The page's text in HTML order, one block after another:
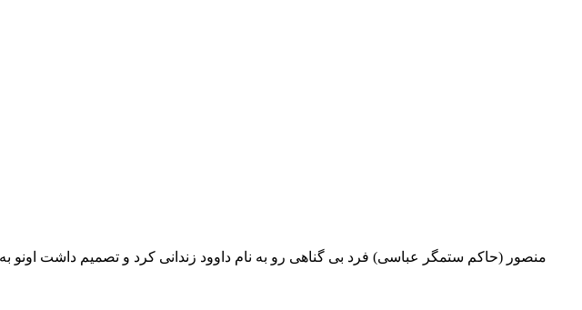
منصور (حاکم ستمگر عباسی) فرد بی گناهی رو به نام داوود زندانی کرد و تصمیم داشت اونو به